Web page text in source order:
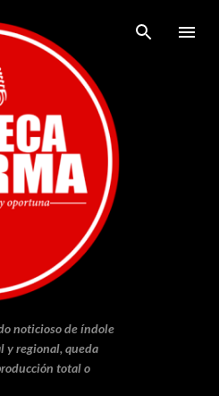
principal
noticioso de índole
y regional, queda
total o